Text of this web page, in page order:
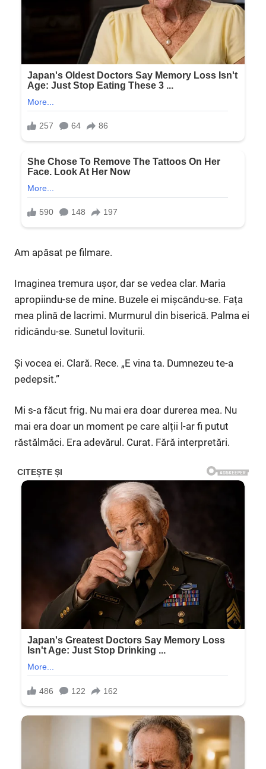
Am apăsat pe filmare.
Imaginea tremura ușor, dar se vedea clar. Maria
apropiindu-se de mine. Buzele ei mișcându-se. Fața
mea plină de lacrimi. Murmurul din biserică. Palma ei
ridicându-se. Sunetul loviturii.
Și vocea ei. Clară. Rece. „E vina ta. Dumnezeu te-a
pedepsit.”
Mi s-a făcut frig. Nu mai era doar durerea mea. Nu
mai era doar un moment pe care alții l-ar fi putut
răstălmăci. Era adevărul. Curat. Fără interpretări.